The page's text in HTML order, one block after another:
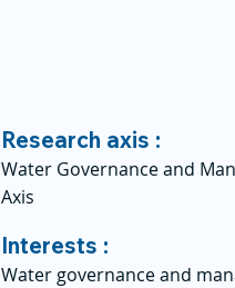
Research axis :
Water Governance and
Axis
Interests :
Water governance and